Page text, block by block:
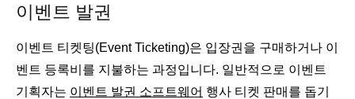
이벤트 발권
이벤트 티켓팅(Event Ticketing)은 입장권을 구매하거나 이
벤트 등록비를 지불하는 과정입니다. 일반적으로 이벤트
기획자는 이벤트 발권 소프트웨어 행사 티켓 판매를 돕기